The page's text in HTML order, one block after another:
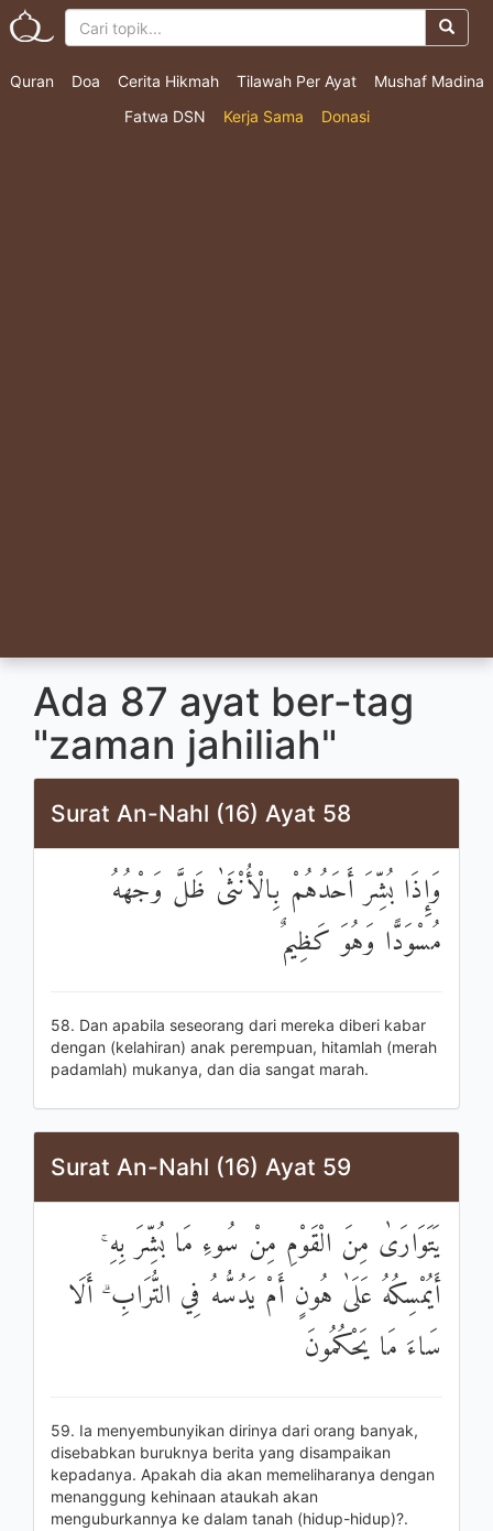
Quran Doa Cerita Hikmah Tilawah Per Ayat
Mushaf Madina
Fatwa DSN
Kerja Sama Donasi
Ada 87 ayat ber-tag
"zaman jahiliah"
Surat An-Nahl (16) Ayat 58
وَإِذَا بُشِّرَ أَحَدُهُمْ بِالْأُنْثَىٰ ظَلَّ وَجْهُهُ
مُسْوَدًّا وَهُوَ كَظِيمٌ
58. Dan apabila seseorang dari mereka diberi kabar
dengan (kelahiran) anak perempuan, hitamlah (merah
padamlah) mukanya, dan dia sangat marah.
Surat An-Nahl (16) Ayat 59
يَتَوَارَىٰ مِنَ الْقَوْمِ مِنْ سُوءِ مَا بُشِّرَ بِهِ ۚ
أَيُمْسِكُهُ عَلَىٰ هُونٍ أَمْ يَدُسُّهُ فِي التُّرَابِ ۗ أَلَا
سَاءَ مَا يَحْكُمُونَ
59. Ia menyembunyikan dirinya dari orang banyak,
disebabkan buruknya berita yang disampaikan
kepadanya. Apakah dia akan memeliharanya dengan
menanggung kehinaan ataukah akan
menguburkannya ke dalam tanah (hidup-hidup)?.